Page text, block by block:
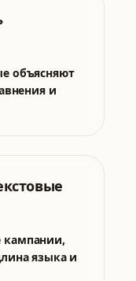
объясняют
и
кампании,
языка и